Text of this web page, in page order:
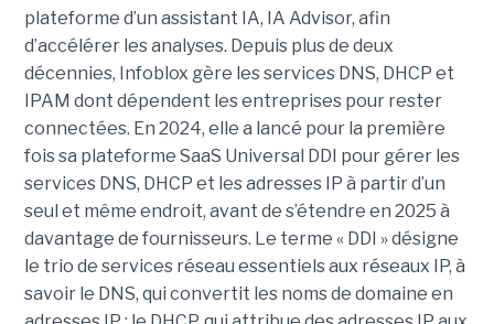
plateforme d’un assistant IA, IA Advisor, afin
d’accélérer les analyses. Depuis plus de deux
décennies, Infoblox gère les services DNS, DHCP et
IPAM dont dépendent les entreprises pour rester
connectées. En 2024, elle a lancé pour la première
fois sa plateforme SaaS Universal DDI pour gérer les
services DNS, DHCP et les adresses IP à partir d’un
seul et même endroit, avant de s’étendre en 2025 à
davantage de fournisseurs. Le terme « DDI » désigne
le trio de services réseau essentiels aux réseaux IP, à
savoir le DNS, qui convertit les noms de domaine en